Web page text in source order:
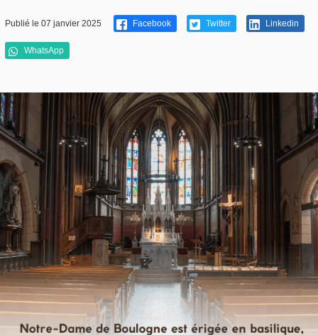
Publié le 07 janvier 2025 Facebook Twitter Linkedin
WhatsApp